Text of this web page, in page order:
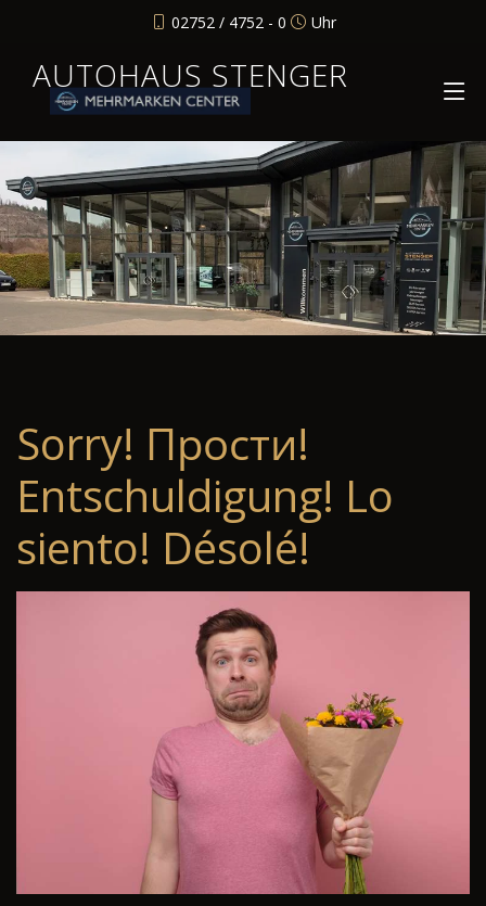
02752 / 4752 - 0 Uhr
AUTOHAUS STENGER
Sorry! Прости!
Entschuldigung! Lo
siento! Désolé!